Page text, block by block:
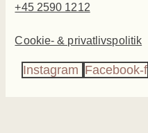
+45 2590 1212
Cookie- & privatlivspolitik
Instagram Facebook-f